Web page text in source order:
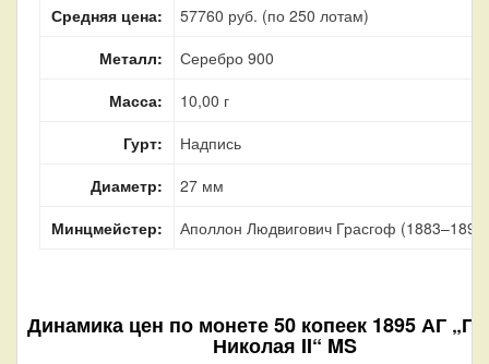
Средняя цена:
57760 руб. (по 250 лотам)
Металл:
Серебро 900
Масса:
10,00 г
Гурт:
Надпись
Диаметр:
27 мм
Минцмейстер:
Аполлон Людвигович Грасгоф (1883–1899)
Динамика цен по монете50 копеек 1895 АГ
Николая II“ MS